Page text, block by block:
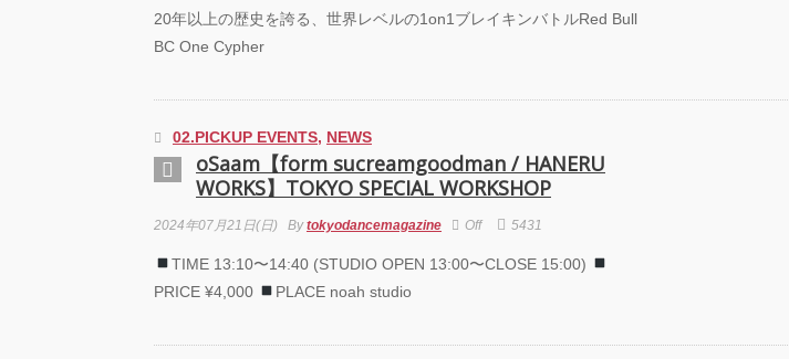
20年以上の歴史を誇る、世界レベルの1on1ブレイキンバトルRed Bull
BC One Cypher
02.PICKUP EVENTS, NEWS
oSaam【form sucreamgoodman / HANERU
WORKS】TOKYO SPECIAL WORKSHOP
2024年07月21日(日) Bytokyodancemagazine Off 5431
TIME 13:10〜14:40 (STUDIO OPEN 13:00〜CLOSE 15:00)
PRICE ¥4,000
PLACE noah studio